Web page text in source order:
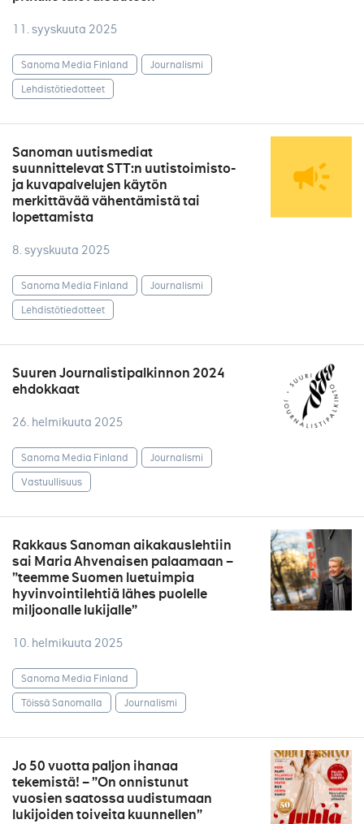
11. syyskuuta 2025
Sanoma Media Finland
Journalismi
Lehdistötiedotteet
Sanoman uutismediat
suunnittelevat STT:n uutistoimisto-
ja kuvapalvelujen käytön
merkittävää vähentämistä tai
lopettamista
8. syyskuuta 2025
Sanoma Media Finland
Journalismi
Lehdistötiedotteet
Suuren Journalistipalkinnon 2024
ehdokkaat
26. helmikuuta 2025
Sanoma Media Finland
Journalismi
Vastuullisuus
Rakkaus Sanoman aikakauslehtiin
sai Maria Ahvenaisen palaamaan –
”teemme Suomen luetuimpia
hyvinvointilehtiä lähes puolelle
miljoonalle lukijalle”
10. helmikuuta 2025
Sanoma Media Finland
Töissä Sanomalla
Journalismi
Jo 50 vuotta paljon ihanaa
tekemistä! – ”On onnistunut
vuosien saatossa uudistumaan
lukijoiden toiveita kuunnellen”